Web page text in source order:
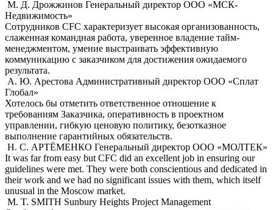
М. Д. Дрожжинов Генеральный директор ООО «МСК-
Недвижимость»
Сотрудников CFC характеризует высокая организованность,
слаженная командная работа, уверенное владение тайм-
менеджментом, умение выстраивать эффективную
коммуникацию с заказчиком для достижения ожидаемого
результата.
А. Ю. Арестова Административный директор ООО «Сплат
Глобал»
Хотелось бы отметить ответственное отношение к
требованиям Заказчика, оперативность в проектном
управлении, гибкую ценовую политику, безотказное
выполнение гарантийных обязательств.
Н. С. АРТЁМЕНКО Генеральный директор ООО «МОЛТЕК»
It was far from easy but CFC did an excellent job in ensuring our
guidelines were met. They were both conscientious and dedicated in
their work and we had no significant issues with them, which itself
unusual in the Moscow market.
M. T. SMITH Sunbury Heights Project Management